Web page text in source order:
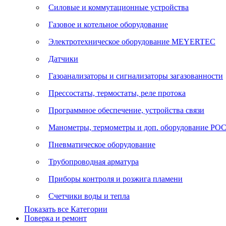
Силовые и коммутационные устройства
Газовое и котельное оборудование
Электротехническое оборудование MEYERTEC
Датчики
Газоанализаторы и сигнализаторы загазованности
Прессостаты, термостаты, реле протока
Программное обеспечение, устройства связи
Манометры, термометры и доп. оборудование
Пневматическое оборудование
Трубопроводная арматура
Приборы контроля и розжига пламени
Счетчики воды и тепла
Показать все Категории
Поверка и ремонт